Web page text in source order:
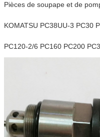
Pièces de soupape et de
KOMATSU PC38UU-3 PC30
PC120-2/6 PC160 PC200